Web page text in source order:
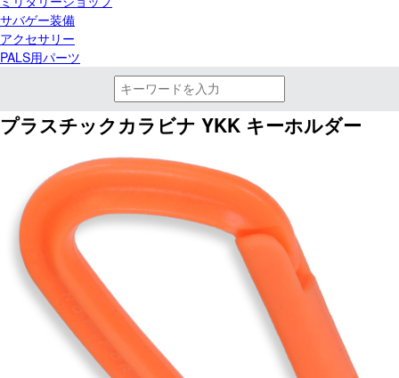
サバゲー装備
アクセサリー
PALS用パーツ
プラスチックカラビナ YKK キーホルダー